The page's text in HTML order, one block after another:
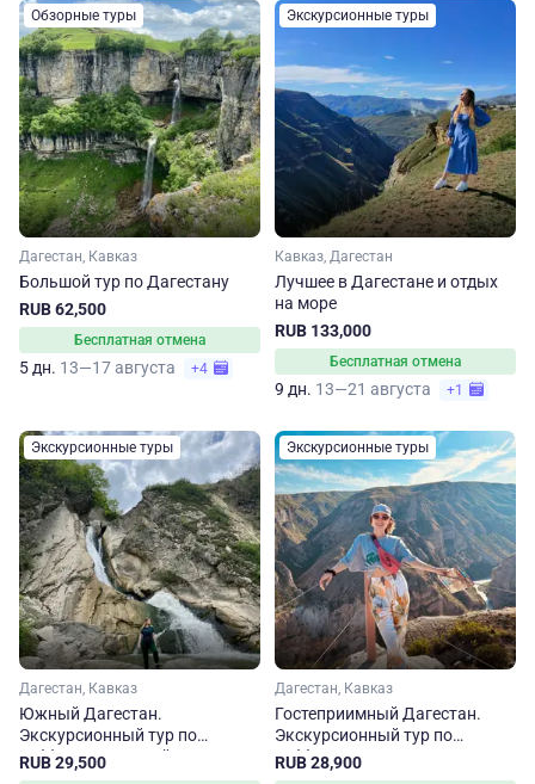
Обзорные туры
Дагестан, Кавказ
Большой тур по Дагестану
RUB 62,500
Бесплатная отмена
5 дн. 13—17 августа +4
Экскурсионные туры
Кавказ, Дагестан
Лучшее в Дагестане и отдых
на море
RUB 133,000
Бесплатная отмена
9 дн. 13—21 августа +1
Экскурсионные туры
Дагестан, Кавказ
Южный Дагестан.
Экскурсионный тур по
субботам на 5 дней
RUB 29,500
Экскурсионные туры
Дагестан, Кавказ
Гостеприимный Дагестан.
Экскурсионный тур по
субботам
RUB 28,900